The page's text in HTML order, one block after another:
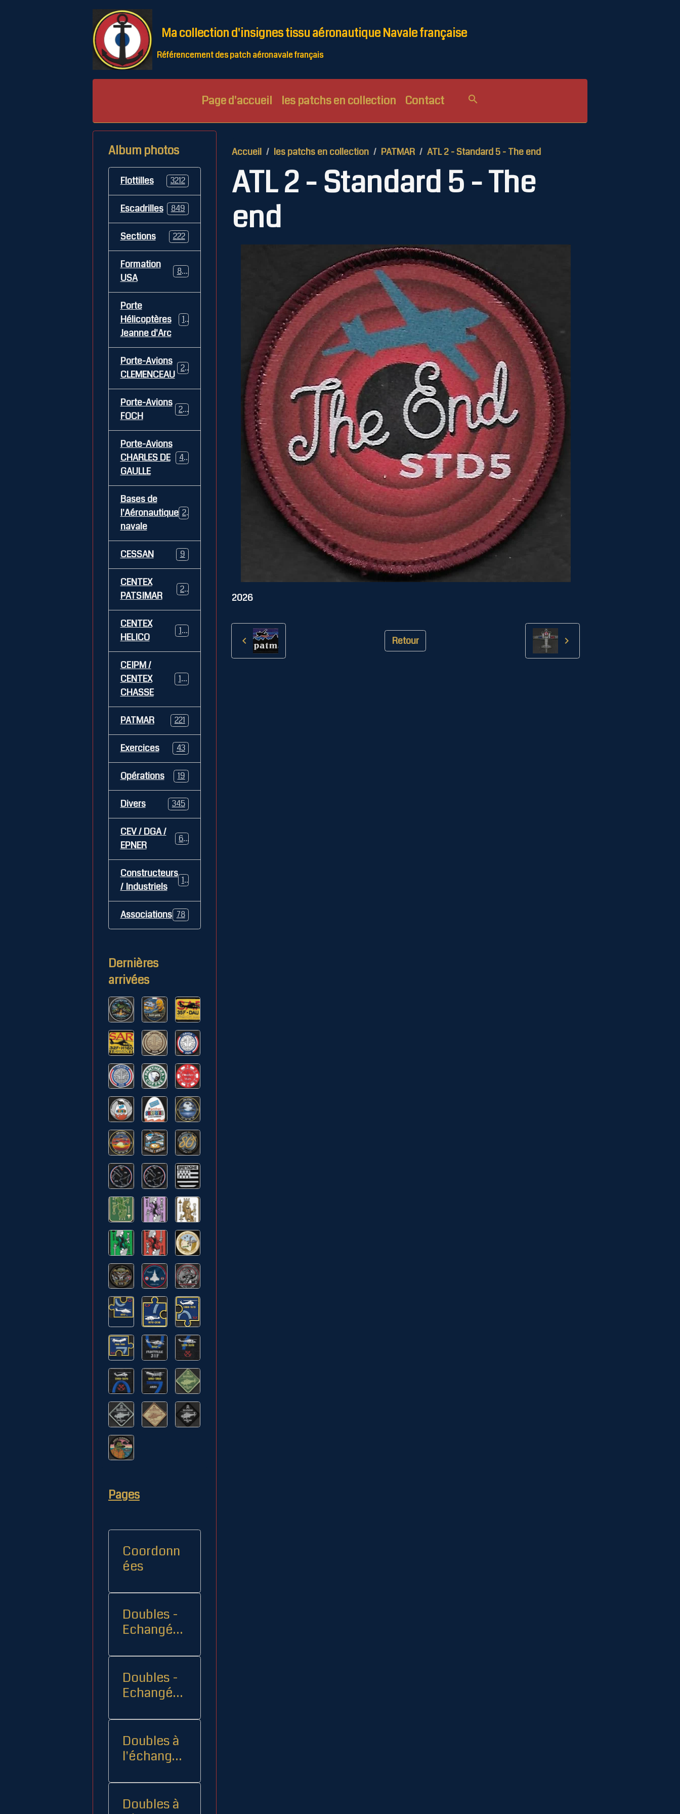
Ma collection d'insignes tissu aéronautique Navale française
Référencement des patch aéronavale français
Page d'accueil les patchs en collection Contact
Accueil les patchs en collection PATMAR ATL 2 - Standard 5 - The end
ATL 2 - Standard 5 - The
end
2026
Retour
Album photos
Flottilles 3212
Escadrilles 849
Sections 222
Formation
USA
84
Porte
Hélicoptères
Jeanne d'Arc
12
Porte-Avions
CLEMENCEAU
26
Porte-Avions
FOCH
29
Porte-Avions
CHARLES DE
GAULLE
469
Bases de
l'Aéronautique
navale
269
CESSAN 9
CENTEX
PATSIMAR
21
CENTEX
HELICO
14
CEIPM /
CENTEX
CHASSE
108
PATMAR 221
Exercices 43
Opérations 19
Divers 345
CEV / DGA /
EPNER
62
Constructeurs
/ Industriels
127
Associations 78
Dernières
arrivées
Pages
Coordonn
ées
Doubles -
Echangés 1
Doubles -
Echangés
Doubles à
l'échange
Doubles à